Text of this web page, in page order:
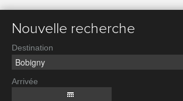
Nouvelle recherche
Destination
Arrivée